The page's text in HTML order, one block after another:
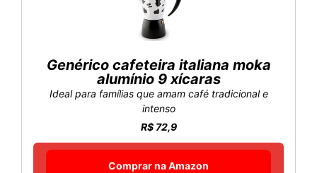
Genérico cafeteira italiana moka
alumínio 9 xícaras
Ideal para famílias que amam café tradicional e
intenso
R$ 72,9
Comprar na Amazon